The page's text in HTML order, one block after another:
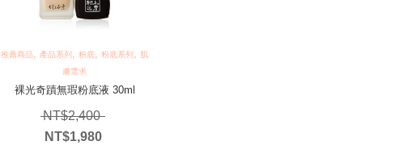
推薦商品, 產品系列 ,粉底,粉底系列 ,
肌
膚需求
裸光奇蹟無瑕粉底液 30ml
NT$2,400 原始價格：NT$2,400。
NT$1,980